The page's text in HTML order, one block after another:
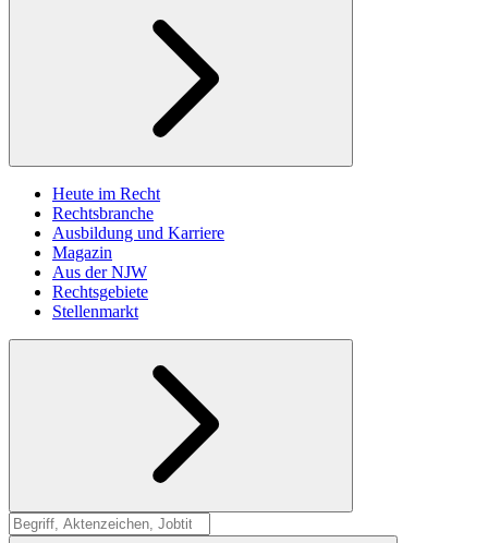
Heute im Recht
Rechtsbranche
Ausbildung und Karriere
Magazin
Aus der NJW
Rechtsgebiete
Stellenmarkt
Suche